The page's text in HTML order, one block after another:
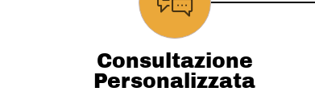
Consultazione
Personalizzata